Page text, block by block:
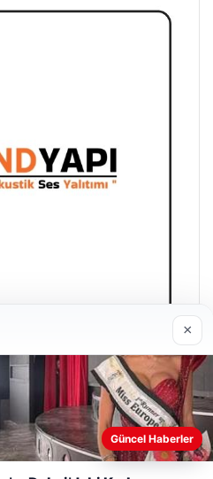
daha iyi anlayabilmek,
×
Güncel Haberler